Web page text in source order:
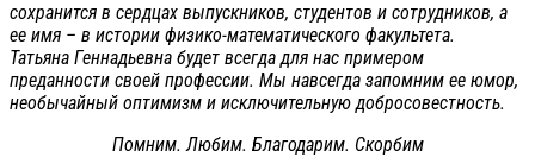
сохранится в сердцах выпускников, студентов и сотрудников, а
ее имя – в истории физико-математического факультета.
Татьяна Геннадьевна будет всегда для нас примером
преданности своей профессии. Мы навсегда запомним ее юмор,
необычайный оптимизм и исключительную добросовестность.
Помним. Любим. Благодарим. Скорбим